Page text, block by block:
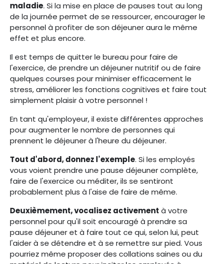
maladie. Si la mise en place de pauses tout au long
de la journée permet de se ressourcer, encourager le
personnel à profiter de son déjeuner aura le même
effet et plus encore.
Il est temps de quitter le bureau pour faire de
l'exercice, de prendre un déjeuner nutritif ou de faire
quelques courses pour minimiser efficacement le
stress, améliorer les fonctions cognitives et faire tout
simplement plaisir à votre personnel !
En tant qu'employeur, il existe différentes approches
pour augmenter le nombre de personnes qui
prennent le déjeuner à l'heure du déjeuner.
Tout d'abord, donnez l'exemple. Si les employés
vous voient prendre une pause déjeuner complète,
faire de l'exercice ou méditer, ils se sentiront
probablement plus à l'aise de faire de même.
Deuxièmement, vocalisez activement à votre
personnel pour qu'il soit encouragé à prendre sa
pause déjeuner et à faire tout ce qui, selon lui, peut
l'aider à se détendre et à se remettre sur pied. Vous
pourriez même proposer des collations saines ou du